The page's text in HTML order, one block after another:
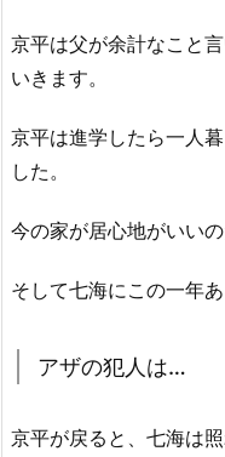
京平は父が余計なこと
いきます。
京平は進学したら一人
した。
今の家が居心地がいい
そして七海にこの一年
アザの犯人は…
京平が戻ると、七海は